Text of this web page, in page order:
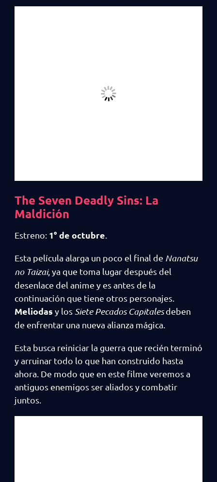
The Seven Deadly Sins: La
Maldición
Estreno: 1° de octubre
Esta película alarga un poco el final de Nanatsu
no Taizai, ya que toma lugar después del
desenlace del anime y es antes de la
continuación que tiene otros personajes.
Meliodas y los Siete Pecados Capitalesdeben
de enfrentar una nueva alianza mágica.
Esta busca reiniciar la guerra que recién terminó
y arruinar todo lo que han construido hasta
ahora. De modo que en este filme veremos a
antiguos enemigos ser aliados y combatir
juntos.